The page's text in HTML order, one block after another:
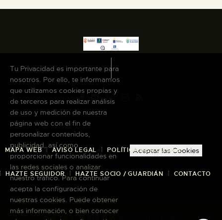
MAPA WEB AVISO LEGAL POLÍTICA DE COOKIES
HAZTE SEGUIDOR HAZTE SOCIO / GUARDIÁN CONTACTO
Copyright © 2026 El Museo Canario · Todos
Tu Privacidad es importante para
nosotros. Por ello, te informamos
que utilizamos cookies propias y
de terceros para realizar análisis
de uso y medición de nuestra
página web con el fin de
personalizar contenidos,
publicidad, así como
proporcionar funcionalidades en
las redes sociales o analizar
nuestro tráfico. Para continuar
acepta la configuración de
nuestras cookies. Puede obtener
más información, o bien conocer
Aceptar las Cookies